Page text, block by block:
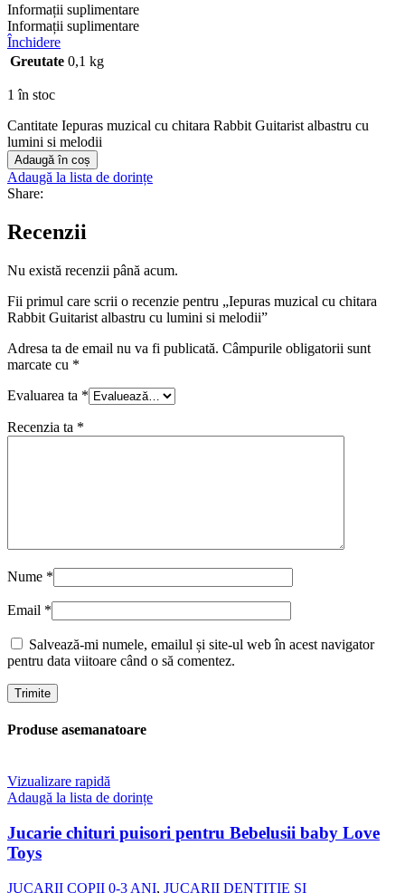
Informații suplimentare
Informații suplimentare
Închidere
Greutate 0,1 kg
1 în stoc
Cantitate Iepuras muzical cu chitara Rabbit Guitarist albastru cu
lumini si melodii
Adaugă în coș
Adaugă la lista de dorințe
Share:
Recenzii
Nu există recenzii până acum.
Fii primul care scrii o recenzie pentru „Iepuras muzical cu chitara
Rabbit Guitarist albastru cu lumini si melodii”
Adresa ta de email nu va fi publicată. Câmpurile obligatorii sunt
marcate cu *
Evaluarea ta *
Recenzia ta *
Nume *
Email *
Salvează-mi numele, emailul și site-ul web în acest navigator
pentru data viitoare când o să comentez.
Produse asemanatoare
Vizualizare rapidă
Adaugă la lista de dorințe
Jucarie chituri puisori pentru Bebelusii baby Love
Toys
JUCARII COPII 0-3 ANI, JUCARII DENTITIE SI